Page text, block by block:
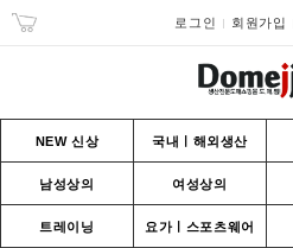
로그인 회원가입
NEW 신상 국내ㅣ해외생산
남성상의 여성상의
트레이닝 요가ㅣ스포츠웨어